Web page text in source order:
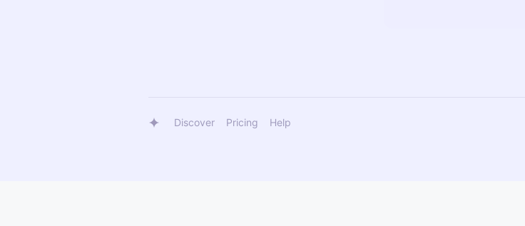
Discover Pricing Help